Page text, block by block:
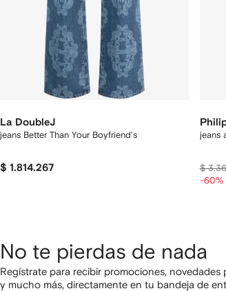
La DoubleJ
jeans Better Than Your Boyfriend's
$ 1.814.267
jeans
$
-60%
No te pierdas de nada
Regístrate para recibir promociones,
y mucho más, directamente en tu bandeja de